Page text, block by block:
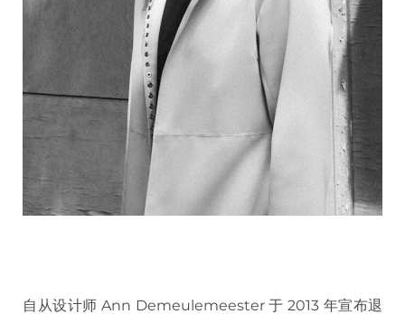
自从设计师 Ann Demeulemeester 于 2013 年宣布退